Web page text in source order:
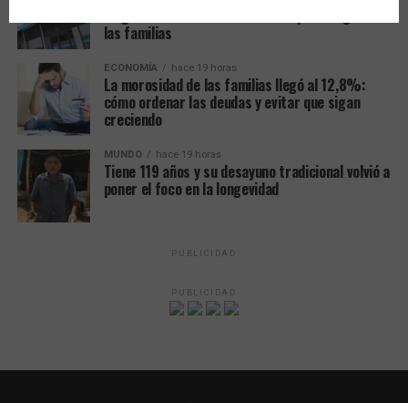
las familias
ECONOMÍA hace 19 horas
La morosidad de las familias llegó al 12,8%:
cómo ordenar las deudas y evitar que sigan
creciendo
MUNDO hace 19 horas
Tiene 119 años y su desayuno tradicional volvió a
poner el foco en la longevidad
PUBLICIDAD
PUBLICIDAD